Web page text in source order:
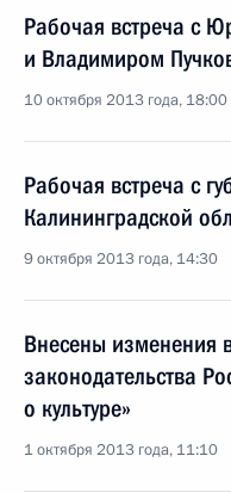
Рабочая встреча с
и Владимиром
10 октября 2013 года, 18:00
Рабочая встреча с
Калининградской
9 октября 2013 года, 14:30
Внесены изменения
законодательства
о культуре»
1 октября 2013 года, 11:10